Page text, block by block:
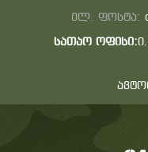
ელ. ფოსტა:
სათაო ოფისი: